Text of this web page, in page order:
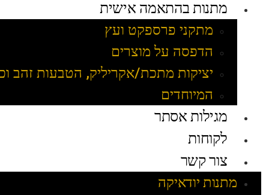
מתנות בהתאמה אישית
מתקני פרספקט ועץ
הדפסה על מוצרים
יציקות מתכת/אקריליק, הטבעות זהב
המיוחדים
מגילות אסתר
לקוחות
צור קשר
מתנות יודאיקה